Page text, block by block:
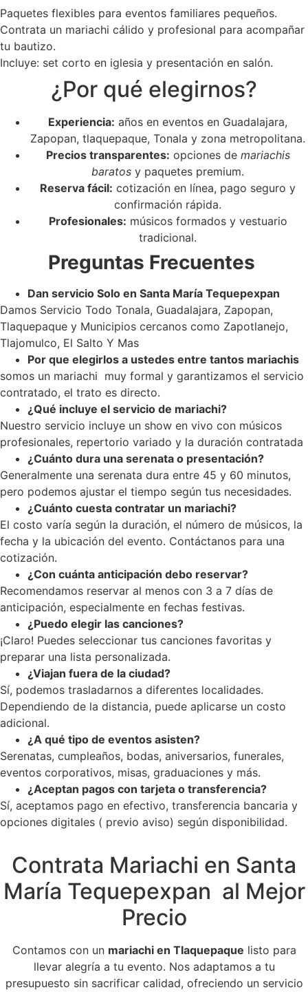
Paquetes flexibles para eventos familiares pequeños.
Contrata un mariachi cálido y profesional para acompañar
tu bautizo.
Incluye: set corto en iglesia y presentación en salón.
¿Por qué elegirnos?
Experiencia: años en eventos en Guadalajara,
Zapopan, tlaquepaque, Tonala y zona metropolitana.
Precios transparentes: opciones de mariachis
baratos y paquetes premium.
Reserva fácil: cotización en línea, pago seguro y
confirmación rápida.
Profesionales: músicos formados y vestuario
tradicional.
Preguntas Frecuentes
Dan servicio Solo en Santa María Tequepexpan
Damos Servicio Todo Tonala, Guadalajara, Zapopan,
Tlaquepaque y Municipios cercanos como Zapotlanejo,
Tlajomulco, El Salto Y Mas
Por que elegirlos a ustedes entre tantos mariachis
somos un mariachi muy formal y garantizamos el servicio
contratado, el trato es directo.
¿Qué incluye el servicio de mariachi?
Nuestro servicio incluye un show en vivo con músicos
profesionales, repertorio variado y la duración contratada
¿Cuánto dura una serenata o presentación?
Generalmente una serenata dura entre 45 y 60 minutos,
pero podemos ajustar el tiempo según tus necesidades.
¿Cuánto cuesta contratar un mariachi?
El costo varía según la duración, el número de músicos, la
fecha y la ubicación del evento. Contáctanos para una
cotización.
¿Con cuánta anticipación debo reservar?
Recomendamos reservar al menos con 3 a 7 días de
anticipación, especialmente en fechas festivas.
¿Puedo elegir las canciones?
¡Claro! Puedes seleccionar tus canciones favoritas y
preparar una lista personalizada.
¿Viajan fuera de la ciudad?
Sí, podemos trasladarnos a diferentes localidades.
Dependiendo de la distancia, puede aplicarse un costo
adicional.
¿A qué tipo de eventos asisten?
Serenatas, cumpleaños, bodas, aniversarios, funerales,
eventos corporativos, misas, graduaciones y más.
¿Aceptan pagos con tarjeta o transferencia?
Sí, aceptamos pago en efectivo, transferencia bancaria y
opciones digitales ( previo aviso) según disponibilidad.
Contrata Mariachi en Santa
María Tequepexpan al Mejor
Precio
Contamos con un mariachi en Tlaquepaque listo para
llevar alegría a tu evento. Nos adaptamos a tu
presupuesto sin sacrificar calidad, ofreciendo un servicio